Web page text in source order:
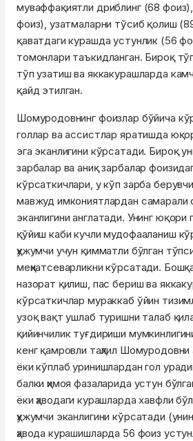
муваффақиятли дриблинг (68
фоиз), узатмаларни тўсиб қолиш
қаватдаги курашда устунлик (56
томонлари таъкидланган. Бироқ
тўп узатиш ва яккакурашларда
қайд этилган.
Шомуродовнинг фоизлар бўйича
голлар ва ассистлар яратишда
эга эканлигини кўрсатади. Бироқ
зарбалар ва аниқ зарбалар
кўрсаткичлари, у кўп зарба
мавжуд имкониятлардан самарали
эканлигини англатади. Унинг юқори
қўйиш каби кучли мудофааланиш
ҳужумчи учун қимматли бўлган
меҳнатсеварликни кўрсатади.
назорат қилиш, пас бериш ва
кўрсаткичлар мураккаб ўйин
узоқ вақт ушлаб туришни талаб
қийинчилик туғдириши
кенг қамровли таҳлил
ёки кўплаб уринишлардан гол
балки ҳимоя фазаларида устун
ёки ҳаводаги курашларда хавфли
ҳужумчи эканлигини кўрсатади
ҳавода курашишларда 56 фоиз